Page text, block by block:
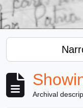
Archival